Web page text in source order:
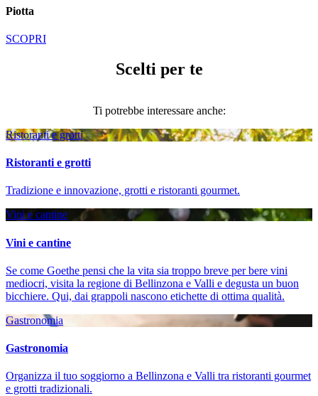
Piotta
SCOPRI
Scelti per te
Ti potrebbe interessare anche:
Ristoranti e grotti
Ristoranti e grotti
Tradizione e innovazione, grotti e ristoranti gourmet.
Vini e cantine
Vini e cantine
Se come Goethe pensi che la vita sia troppo breve per bere vini
mediocri, visita la regione di Bellinzona e Valli e degusta un buon
bicchiere. Qui, dai grappoli nascono etichette di ottima qualità.
Gastronomia
Gastronomia
Organizza il tuo soggiorno a Bellinzona e Valli tra ristoranti gourmet
e grotti tradizionali.